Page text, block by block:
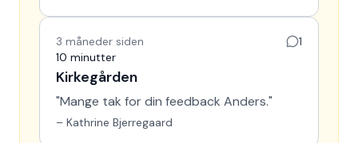
3 måneder siden
1
10 minutter
Kirkegården
"Mange tak for din feedback Anders."
– Kathrine Bjerregaard